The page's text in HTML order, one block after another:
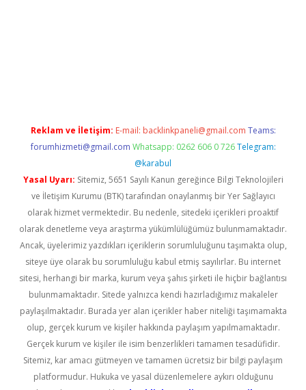
Reklam ve İletişim: E-mail: backlinkpaneli@gmail.com Teams:
forumhizmeti@gmail.com Whatsapp: 0262 606 0 726 Telegram:
@karabul
Yasal Uyarı: Sitemiz, 5651 Sayılı Kanun gereğince Bilgi Teknolojileri
ve İletişim Kurumu (BTK) tarafından onaylanmış bir Yer Sağlayıcı
olarak hizmet vermektedir. Bu nedenle, sitedeki içerikleri proaktif
olarak denetleme veya araştırma yükümlülüğümüz bulunmamaktadır.
Ancak, üyelerimiz yazdıkları içeriklerin sorumluluğunu taşımakta olup,
siteye üye olarak bu sorumluluğu kabul etmiş sayılırlar. Bu internet
sitesi, herhangi bir marka, kurum veya şahıs şirketi ile hiçbir bağlantısı
bulunmamaktadır. Sitede yalnızca kendi hazırladığımız makaleler
paylaşılmaktadır. Burada yer alan içerikler haber niteliği taşımamakta
olup, gerçek kurum ve kişiler hakkında paylaşım yapılmamaktadır.
Gerçek kurum ve kişiler ile isim benzerlikleri tamamen tesadüfidir.
Sitemiz, kar amacı gütmeyen ve tamamen ücretsiz bir bilgi paylaşım
platformudur. Hukuka ve yasal düzenlemelere aykırı olduğunu